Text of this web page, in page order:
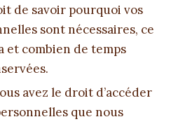
de savoir pourquoi vos
sont nécessaires, ce
et combien de temps
avez le droit d’accéder
que nous